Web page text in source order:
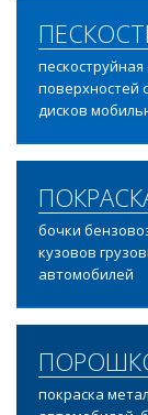
поверхностей
дисков
бочки
кузовов
автомобилей
покраска